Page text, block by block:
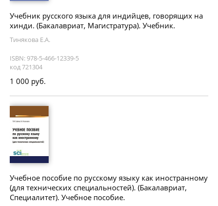
Учебник русского языка для индийцев, говорящих на
хинди. (Бакалавриат, Магистратура). Учебник.
Тинякова Е.А.
ISBN: 978-5-466-12339-5
код 721304
1 000 руб.
Учебное пособие по русскому языку как иностранному
(для технических специальностей). (Бакалавриат,
Специалитет). Учебное пособие.